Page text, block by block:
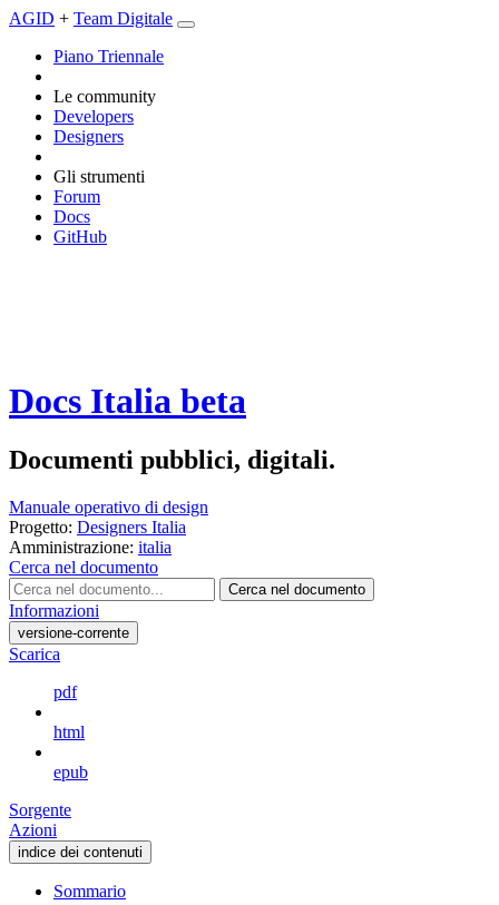
AGID + Team Digitale
Piano Triennale
Le community
Developers
Designers
Gli strumenti
Forum
Docs
GitHub
Docs Italia beta
Documenti pubblici, digitali.
Manuale operativo di design
Progetto: Designers Italia
Amministrazione: italia
Cerca nel documento
Cerca nel documento
Informazioni
versione-corrente
Scarica
pdf
html
epub
Sorgente
Azioni
indice dei contenuti
Sommario